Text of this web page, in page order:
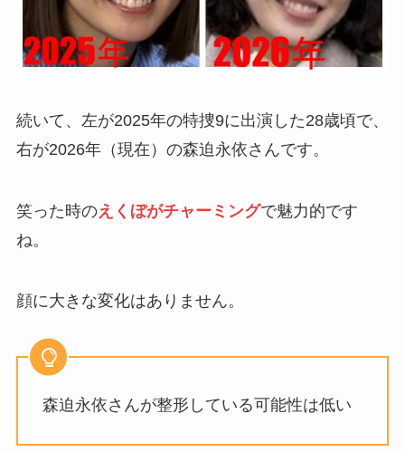
続いて、左が2025年の特捜9に出演した28歳頃で、
右が2026年（現在）の森迫永依さんです。
笑った時のえくぼがチャーミングで魅力的です
ね。
顔に大きな変化はありません。
森迫永依さんが整形している可能性は低い